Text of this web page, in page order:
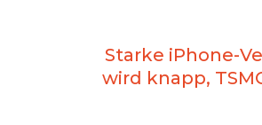
Starke iPhone-
wird knapp,